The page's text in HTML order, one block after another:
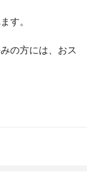
す。
の方には、おス